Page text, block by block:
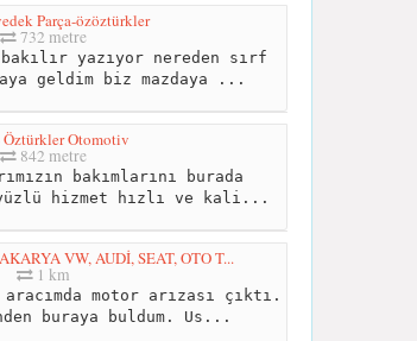
Parça-özöztürkler
732 metre
yazıyor nereden sırf
geldim biz mazdaya ...
Öztürkler Otomotiv
842 metre
bakımlarını burada
hizmet hızlı ve kali...
VW, AUDİ, SEAT, OTO T...
1 km
motor arızası çıktı.
buraya buldum. Us...